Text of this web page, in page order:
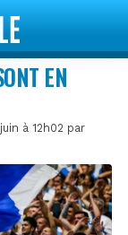
EN
à 12h02 par